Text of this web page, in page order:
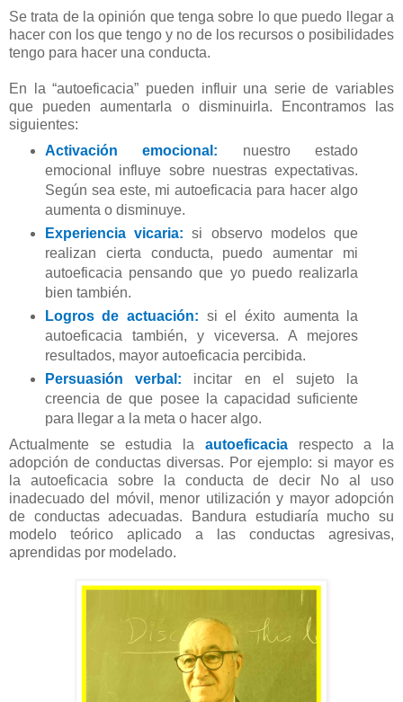
Se trata de la opinión que tenga sobre lo que puedo llegar a
hacer con los que tengo y no de los recursos o posibilidades
tengo para hacer una conducta.
En la “autoeficacia” pueden influir una serie de variables
que pueden aumentarla o disminuirla. Encontramos las
siguientes:
Activación emocional: nuestro estado
emocional influye sobre nuestras expectativas.
Según sea este, mi autoeficacia para hacer algo
aumenta o disminuye.
Experiencia vicaria: si observo modelos que
realizan cierta conducta, puedo aumentar mi
autoeficacia pensando que yo puedo realizarla
bien también.
Logros de actuación: si el éxito aumenta la
autoeficacia también, y viceversa. A mejores
resultados, mayor autoeficacia percibida.
Persuasión verbal: incitar en el sujeto la
creencia de que posee la capacidad suficiente
para llegar a la meta o hacer algo.
Actualmente se estudia la autoeficaciarespecto a la
adopción de conductas diversas. Por ejemplo: si mayor es
la autoeficacia sobre la conducta de decir No al uso
inadecuado del móvil, menor utilización y mayor adopción
de conductas adecuadas. Bandura estudiaría mucho su
modelo teórico aplicado a las conductas agresivas,
aprendidas por modelado.